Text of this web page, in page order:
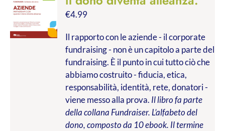
€4.99
Il rapporto con le aziende - il corporate
fundraising - non è un capitolo a parte del
fundraising. È il punto in cui tutto ciò che
abbiamo costruito - fiducia, etica,
responsabilità, identità, rete, donatori -
viene messo alla prova. Il libro fa parte
della collana Fundraiser. L’alfabeto del
dono, composto da 10 ebook. Il termine